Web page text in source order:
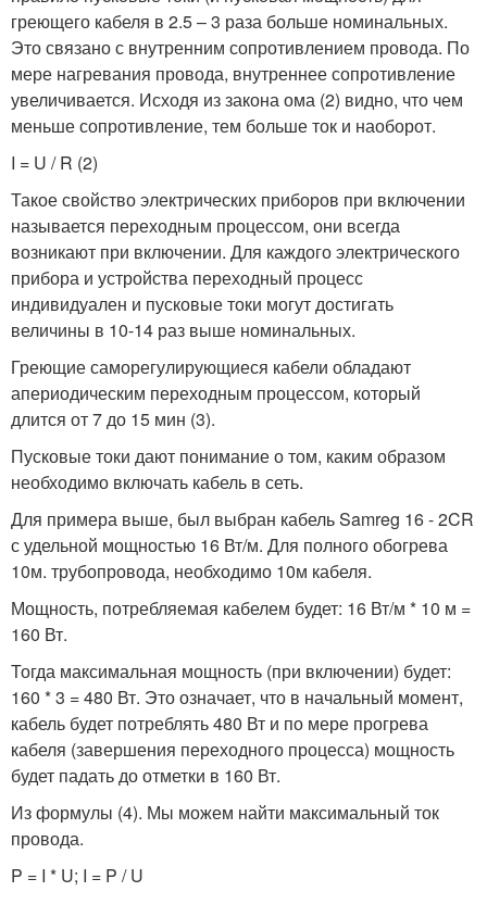
греющего кабеля в 2.5 – 3 раза больше номинальных.
Это связано с внутренним сопротивлением провода. По
мере нагревания провода, внутреннее сопротивление
увеличивается. Исходя из закона ома (2) видно, что чем
меньше сопротивление, тем больше ток и наоборот.
I = U / R (2)
Такое свойство электрических приборов при включении
называется переходным процессом, они всегда
возникают при включении. Для каждого электрического
прибора и устройства переходный процесс
индивидуален и пусковые токи могут достигать
величины в 10-14 раз выше номинальных.
Греющие саморегулирующиеся кабели обладают
апериодическим переходным процессом, который
длится от 7 до 15 мин (3).
Пусковые токи дают понимание о том, каким образом
необходимо включать кабель в сеть.
Для примера выше, был выбран кабель Samreg 16 - 2CR
с удельной мощностью 16 Вт/м. Для полного обогрева
10м. трубопровода, необходимо 10м кабеля.
Мощность, потребляемая кабелем будет: 16 Вт/м * 10 м =
160 Вт.
Тогда максимальная мощность (при включении) будет:
160 * 3 = 480 Вт. Это означает, что в начальный момент,
кабель будет потреблять 480 Вт и по мере прогрева
кабеля (завершения переходного процесса) мощность
будет падать до отметки в 160 Вт.
Из формулы (4). Мы можем найти максимальный ток
провода.
P = I * U; I = P / U